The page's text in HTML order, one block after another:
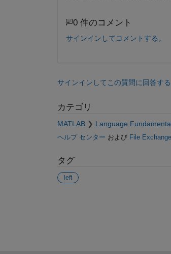
0 件のコメント
サインインしてコメントする。
サインインしてこの質問に回答する
カテゴリ
MATLAB Language
ヘルプ センター および File Exchange
タグ
left